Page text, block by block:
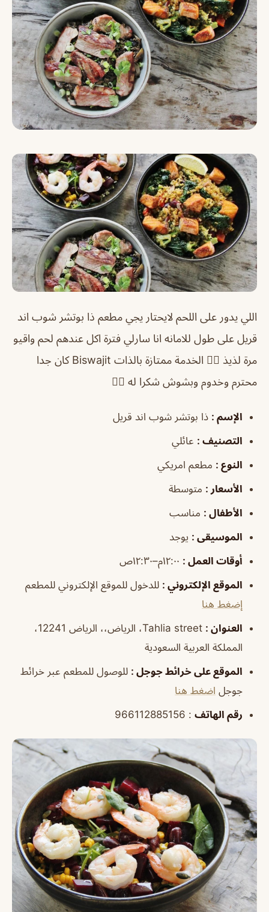
اللي يدور على اللحم لايحتار يجي مطعم ذا بوتشر شوب اند
قريل على طول للامانه انا سارلي فترة اكل عندهم لحم واقيو
مرة لذيذ 👌🏼 الخدمة ممتازة بالذات Biswajit كان جدا
محترم وخدوم وبشوش شكرا له 👍🏻
الإسم : ذا بوتشر شوب اند قريل
التصنيف : عائلي
النوع : مطعم امريكي
الأسعار : متوسطة
الأطفال : مناسب
الموسيقى : يوجد
أوقات العمل : ١٢:٠٠م–١٢:٣٠ص
الموقع الإلكتروني : للدخول للموقع الإلكتروني للمطعم
إضغط هنا
العنوان :
Tahlia street، الرياض،، الرياض 12241،
المملكة العربية السعودية
الموقع على خرائط جوجل : للوصول للمطعم عبر خرائط
جوجل اضغط هنا
رقم الهاتف : 966112885156